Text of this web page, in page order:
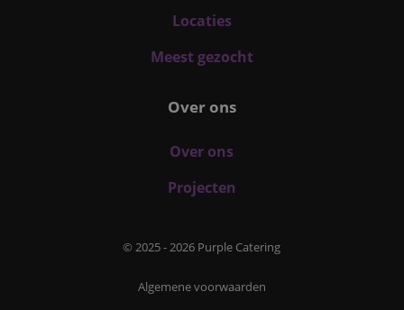
Locaties
Meest gezocht
Over ons
Over ons
Projecten
© 2025 - 2026 Purple Catering
Algemene voorwaarden